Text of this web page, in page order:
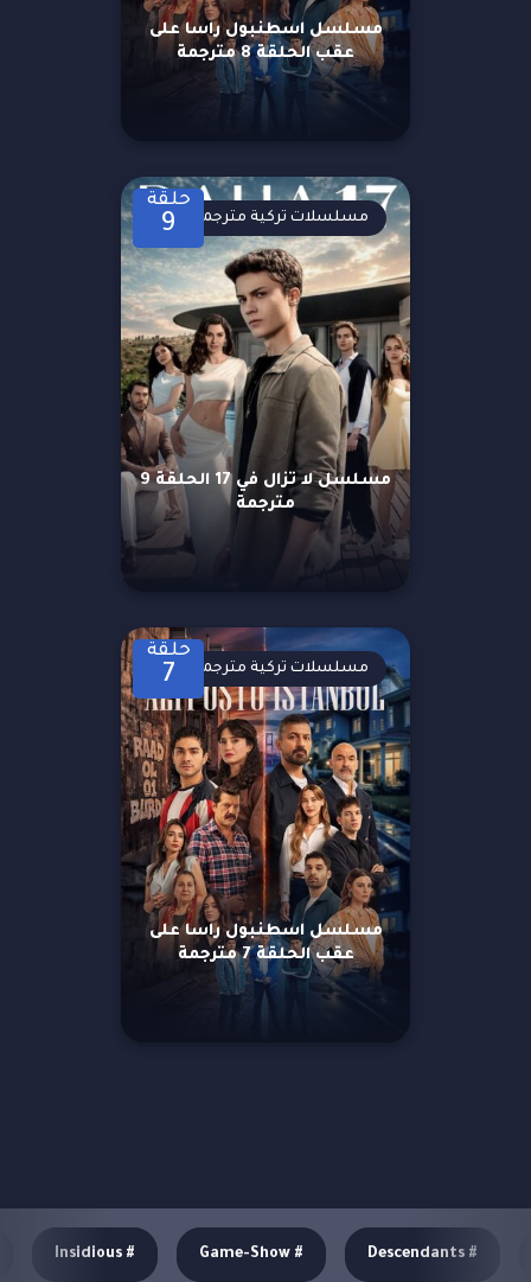
مسلسل اسطنبول راسا على
عقب الحلقة 8 مترجمة
حلقة
9
مسلسل لا تزال في 17 الحلقة 9
مترجمة
مسلسلات تركية مترجمة
حلقة
7
مسلسل اسطنبول راسا على
عقب الحلقة 7 مترجمة
مسلسلات تركية مترجمة
#
Descendants
#
Game-Show
#
Insidious